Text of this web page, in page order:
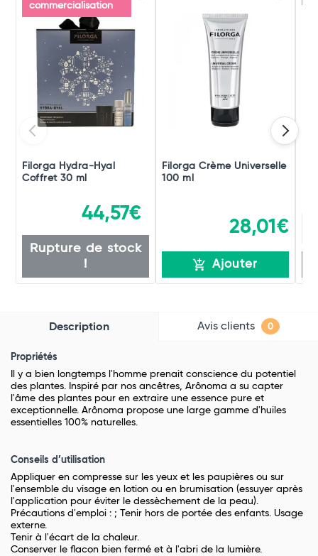
commercialisation
Filorga Hydra-Hyal
Coffret 30 ml
44,57€
Rupture de stock
!
Filorga Crème Universelle
100 ml
28,01€
Ajouter
Description Avis clients 0
Propriétés
Il y a bien longtemps l'homme prenait conscience du potentiel
des plantes. Inspiré par nos ancêtres, Arônoma a su capter
l'âme des plantes pour en extraire une essence pure et
exceptionnelle. Arônoma propose une large gamme d'huiles
essentielles 100% naturelles.
Conseils d’utilisation
Appliquer en compresse sur les yeux et les paupières ou sur
l'ensemble du visage en lotion ou en brumisation (essuyer après
l'application pour éviter le dessèchement de la peau).
Précautions d'emploi : ; Tenir hors de portée des enfants. Usage
externe.
Tenir à l'écart de la chaleur.
Conserver le flacon bien fermé et à l'abri de la lumière.